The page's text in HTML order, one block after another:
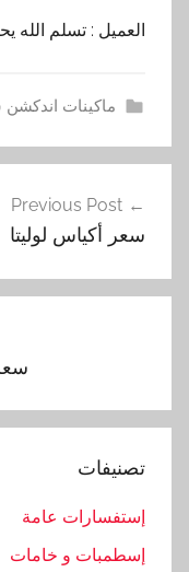
العميل : تسلم
ماكينات اندكشن
2
,
ا
ا
ل
م
ا
المقالات
Previous Post
سعر أكياس لوليتا
تصنيفات
إستفسارات عامة
إسطمبات و خامات